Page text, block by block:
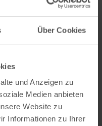
Über Cookies
und Anzeigen zu
Medien anbieten
Website zu
Informationen zu Ihrer
PLANEN